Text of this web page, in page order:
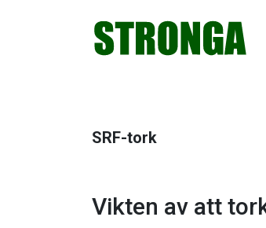
SRF-tork
Vikten av att